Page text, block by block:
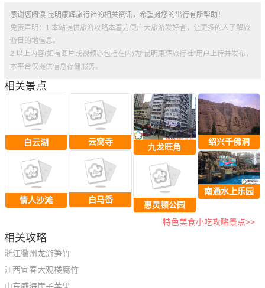
感谢您阅读 昆明康辉旅行社的相关资讯，希望对您的出行有所帮助！
免责声明：1.本站提供旅游攻略本着方便广大旅游爱好者，让更多的人了解旅
游目的地信息。
2.以上内容(如有图片或视频亦包括在内)为“昆明康辉旅行社”用户上传并发布，
本平台仅提供信息存储服务。
相关景点
白云湖
情人沙滩
云窝寺
白马岙
九龙旺角
惠灵顿公园
绍兴千佛洞
南通水上乐园
特色美食小吃攻略景点>>
相关攻略
浙江衢州龙游笋竹
江西宜春大观楼腐竹
山东威海崖子苹果